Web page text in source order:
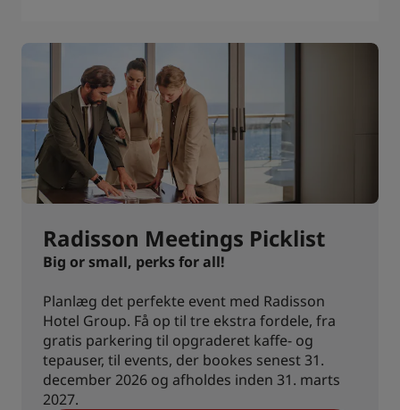
Radisson Meetings Picklist
Big or small, perks for all!
Planlæg det perfekte event med Radisson
Hotel Group. Få op til tre ekstra fordele, fra
gratis parkering til opgraderet kaffe- og
tepauser, til events, der bookes senest 31.
december 2026 og afholdes inden 31. marts
2027.